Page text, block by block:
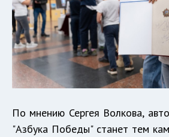
По мнению Сергея Волкова,
"Азбука Победы" станет тем